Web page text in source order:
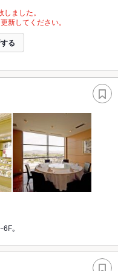
ました。
新してください。
る
6F｡